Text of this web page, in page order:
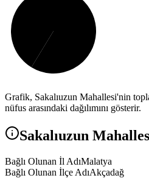
Grafik, Sakalıuzun Mahallesi'nin
nüfus arasındaki dağılımını gösterir.
Sakalıuzun
Bağlı Olunan İl AdıMalatya
Bağlı Olunan İlçe AdıAkçadağ